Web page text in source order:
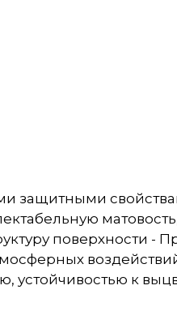
защитными
поверхности
устойчивостью к